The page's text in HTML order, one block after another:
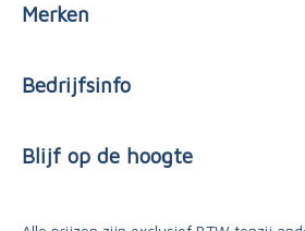
Merken
Bedrijfsinfo
Blijf op de hoogte